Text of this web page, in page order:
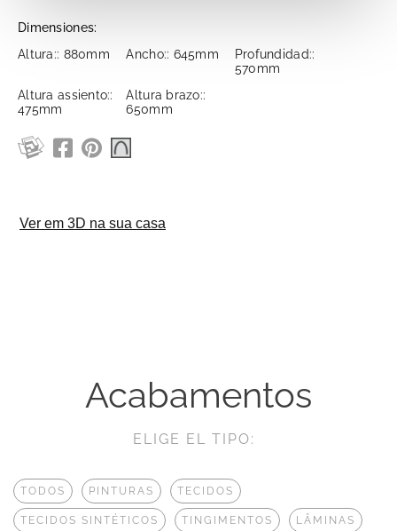
Dimensiones:
Altura:: 880mm
Ancho:: 645mm
Profundidad::
570mm
Altura assiento::
475mm
Altura brazo::
650mm
Acabamentos
ELIGE EL TIPO:
TODOS PINTURAS TECIDOS
TECIDOS SINTÉTICOS TINGIMENTOS LÂMINAS